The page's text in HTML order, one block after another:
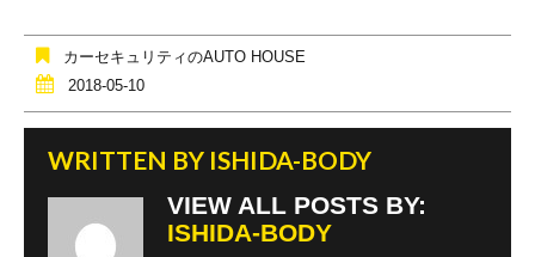
o
o
k
カーセキュリティのAUTO HOUSE
2018-05-10
WRITTEN BY ISHIDA-BODY
VIEW ALL POSTS BY:
ISHIDA-BODY